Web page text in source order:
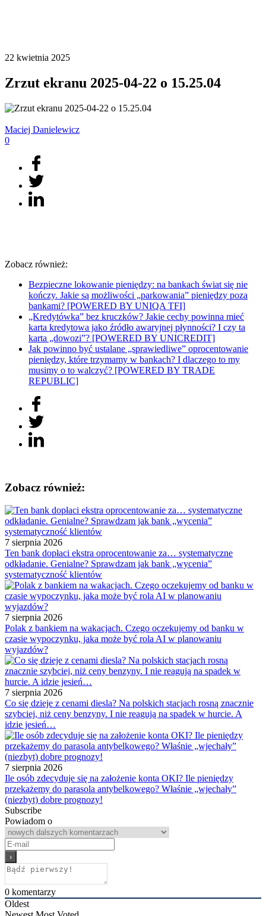
22 kwietnia 2025
Zrzut ekranu 2025-04-22 o 15.25.04
Maciej Danielewicz
0
Zobacz również:
Bezpieczne lokowanie pieniędzy: na bankach świat się nie
kończy. Jakie są możliwości „parkowania” pieniędzy poza
bankami? [POWERED BY UNIQA TFI]
„Kredytówka” bez kruczków? Jakie cechy powinna mieć
karta kredytowa jako źródło awaryjnej płynności? I czy ta
karta „dowozi”? [POWERED BY UNICREDIT]
Jak powinno być ustalane „sprawiedliwe” oprocentowanie
pieniędzy, które trzymamy w bankach? I dlaczego to my
musimy o to walczyć? [POWERED BY TRADE
REPUBLIC]
Zobacz również:
7 sierpnia 2026
Ten bank dopłaci ekstra oprocentowanie za… systematyczne
odkładanie. Genialne? Sprawdzam jak bank „wycenia”
systematyczność klientów
7 sierpnia 2026
Polak z bankiem na wakacjach. Czego oczekujemy od banku w
czasie wypoczynku, jaka może być rola AI w planowaniu
wyjazdów?
7 sierpnia 2026
Co się dzieje z cenami diesla? Na polskich stacjach rosną znacznie
szybciej, niż ceny benzyny. I nie reagują na spadek w hurcie. A
idzie jesień…
7 sierpnia 2026
Ile osób zdecyduje się na założenie konta OKI? Ile pieniędzy
przekażemy do parasola antybelkowego? Właśnie „wjechały”
(niezbyt) dobre prognozy!
Subscribe
Powiadom o
0 komentarzy
Oldest